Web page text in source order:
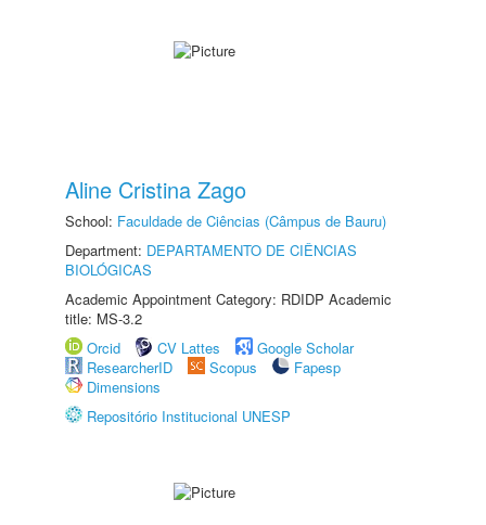
Aline Cristina Zago
School: Faculdade de Ciências (Câmpus de Bauru)
Department: DEPARTAMENTO DE CIÊNCIAS
BIOLÓGICAS
Academic Appointment Category: RDIDP Academic
title: MS-3.2
Orcid
CV Lattes
Google Scholar
ResearcherID
Scopus
Fapesp
Dimensions
Repositório Institucional UNESP